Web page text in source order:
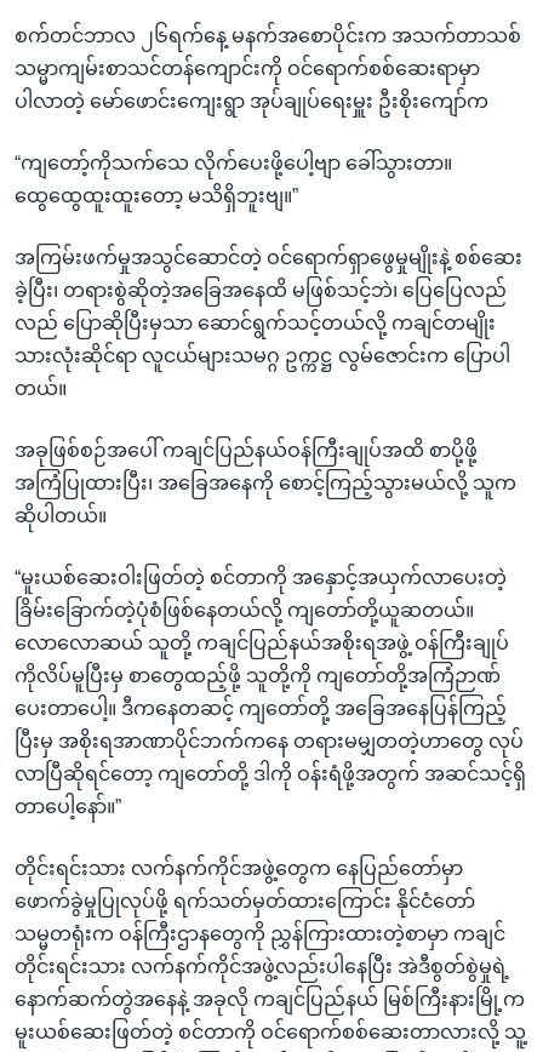
စက်တင်ဘာလ ၂၆ရက်နေ့ မနက်အစောပိုင်းက အသက်တာသစ်
သမ္မာကျမ်းစာသင်တန်ကျောင်းကို ဝင်ရောက်စစ်ဆေးရာမှာ
ပါလာတဲ့ မော်ဖောင်းကျေးရွာ အုပ်ချုပ်ရေးမှူး ဦးစိုးကျော်က
“ကျတော့်ကိုသက်သေ လိုက်ပေးဖို့ပေါ့ဗျာ ခေါ်သွားတာ။
ထွေထွေထူးထူးတော့ မသိရှိဘူးဗျ။”
အကြမ်းဖက်မှုအသွင်ဆောင်တဲ့ ဝင်ရောက်ရှာဖွေမှုမျိုးနဲ့ စစ်ဆေး
ခဲ့ပြီး၊ တရားစွဲဆိုတဲ့အခြေအနေထိ မဖြစ်သင့်ဘဲ၊ ပြေပြေလည်
လည် ပြောဆိုပြီးမှသာ ဆောင်ရွက်သင့်တယ်လို့ ကချင်တမျိုး
သားလုံးဆိုင်ရာ လူငယ်များသမဂ္ဂ ဥက္ကဋ္ဌ လွမ်ဇောင်းက ပြောပါ
တယ်။
အခုဖြစ်စဉ်အပေါ် ကချင်ပြည်နယ်ဝန်ကြီးချုပ်အထိ စာပို့ဖို့
အကြံပြုထားပြီး၊ အခြေအနေကို စောင့်ကြည့်သွားမယ်လို့ သူက
ဆိုပါတယ်။
“မူးယစ်ဆေးဝါးဖြတ်တဲ့ စင်တာကို အနှောင့်အယှက်လာပေးတဲ့
ခြိမ်းခြောက်တဲ့ပုံစံဖြစ်နေတယ်လို့ ကျတော်တို့ယူဆတယ်။
လောလောဆယ် သူတို့ ကချင်ပြည်နယ်အစိုးရအဖွဲ့ ဝန်ကြီးချုပ်
ကိုလိပ်မူပြီးမှ စာတွေထည့်ဖို့ သူတို့ကို ကျတော်တို့အကြံဉာဏ်
ပေးတာပေါ့။ ဒီကနေတဆင့် ကျတော်တို့ အခြေအနေပြန်ကြည့်
ပြီးမှ အစိုးရအာဏာပိုင်ဘက်ကနေ တရားမမျှတတဲ့ဟာတွေ လုပ်
လာပြီဆိုရင်တော့ ကျတော်တို့ ဒါကို ဝန်းရံဖို့အတွက် အဆင်သင့်ရှိ
တာပေါ့နော်။”
တိုင်းရင်းသား လက်နက်ကိုင်အဖွဲ့တွေက နေပြည်တော်မှာ
ဖောက်ခွဲမှုပြုလုပ်ဖို့ ရက်သတ်မှတ်ထားကြောင်း နိုင်ငံတော်
သမ္မတရုံးက ဝန်ကြီးဌာနတွေကို ညွှန်ကြားထားတဲ့စာမှာ ကချင်
တိုင်းရင်းသား လက်နက်ကိုင်အဖွဲ့လည်းပါနေပြီး အဲဒီစွတ်စွဲမှုရဲ့
နောက်ဆက်တွဲအနေနဲ့ အခုလို ကချင်ပြည်နယ် မြစ်ကြီးနားမြို့က
မူးယစ်ဆေးဖြတ်တဲ့ စင်တာကို ဝင်ရောက်စစ်ဆေးတာလားလို့ သူ့